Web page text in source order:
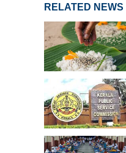
RELATED NEWS